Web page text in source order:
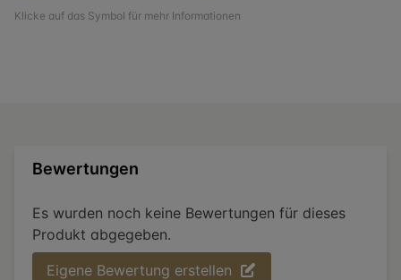
Klicke auf das Symbol für mehr Informationen
Bewertungen
Es wurden noch keine Bewertungen für dieses
Produkt abgegeben.
Eigene Bewertung erstellen